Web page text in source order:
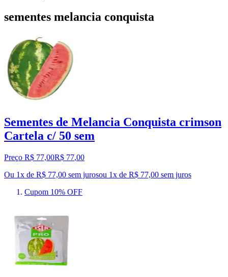
sementes melancia conquista
Sementes de Melancia Conquista crimson
Cartela c/ 50 sem
Preço R$ 77,00R$ 77,00
Ou 1x de R$ 77,00 sem jurosou 1x de R$ 77,00 sem juros
Cupom 10% OFF